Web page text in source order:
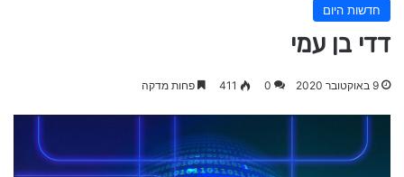
חדשות היום
דדי בן עמי
9 באוקטובר 2020 0
411 פחות מדקה